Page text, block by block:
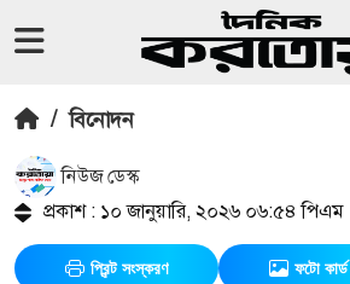
/ বিনোদন
নিউজ ডেস্ক
প্রকাশ : ১০ জানুয়ারি, ২০২৬ ০৬:৫৪ পিএম
প্রিন্ট সংস্করণ ফটো কার্ড